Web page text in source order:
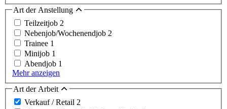
Art der Anstellung
Teilzeitjob 2
Nebenjob/Wochenendjob 2
Trainee 1
Minijob 1
Abendjob 1
Mehr anzeigen
Art der Arbeit
Verkauf / Retail 2